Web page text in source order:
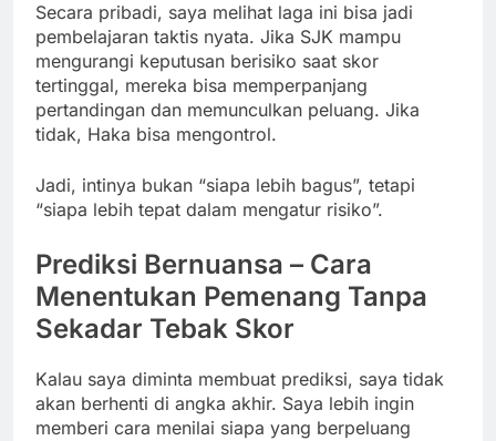
Secara pribadi, saya melihat laga ini bisa jadi
pembelajaran taktis nyata. Jika SJK mampu
mengurangi keputusan berisiko saat skor
tertinggal, mereka bisa memperpanjang
pertandingan dan memunculkan peluang. Jika
tidak, Haka bisa mengontrol.
Jadi, intinya bukan “siapa lebih bagus”, tetapi
“siapa lebih tepat dalam mengatur risiko”.
Prediksi Bernuansa – Cara
Menentukan Pemenang Tanpa
Sekadar Tebak Skor
Kalau saya diminta membuat prediksi, saya tidak
akan berhenti di angka akhir. Saya lebih ingin
memberi cara menilai siapa yang berpeluang